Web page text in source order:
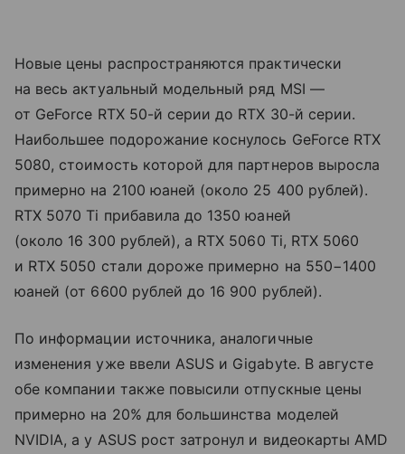
Новые цены распространяются практически
на весь актуальный модельный ряд MSI —
от GeForce RTX 50-й серии до RTX 30-й серии.
Наибольшее подорожание коснулось GeForce RTX
5080, стоимость которой для партнеров выросла
примерно на 2100 юаней (около 25 400 рублей).
RTX 5070 Ti прибавила до 1350 юаней
(около 16 300 рублей), а RTX 5060 Ti, RTX 5060
и RTX 5050 стали дороже примерно на 550−1400
юаней (от 6600 рублей до 16 900 рублей).
По информации источника, аналогичные
изменения уже ввели ASUS и Gigabyte. В августе
обе компании также повысили отпускные цены
примерно на 20% для большинства моделей
NVIDIA, а у ASUS рост затронул и видеокарты AMD